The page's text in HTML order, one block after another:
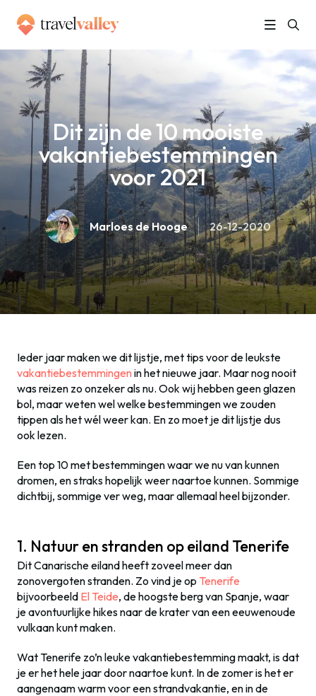
Home
Dit zijn de 10 mooiste
vakantiebestemmingen
voor 2021
Marloes de Hooge 26-12-2020
Ieder jaar maken we dit lijstje, met tips voor de leukste
vakantiebestemmingen in het nieuwe jaar. Maar nog nooit
was reizen zo onzeker als nu. Ook wij hebben geen glazen
bol, maar weten wel welke bestemmingen we zouden
tippen als het wél weer kan. En zo moet je dit lijstje dus
ook lezen.
Een top 10 met bestemmingen waar we nu van kunnen
dromen, en straks hopelijk weer naartoe kunnen. Sommige
dichtbij, sommige ver weg, maar allemaal heel bijzonder.
1. Natuur en stranden op eiland Tenerife
Dit Canarische eiland heeft zoveel meer dan
zonovergoten stranden. Zo vind je op Tenerife
bijvoorbeeld El Teide, de hoogste berg van Spanje, waar
je avontuurlijke hikes naar de krater van een eeuwenoude
vulkaan kunt maken.
Wat Tenerife zo’n leuke vakantiebestemming maakt, is dat
je er het hele jaar door naartoe kunt. In de zomer is het er
aangenaam warm voor een strandvakantie, en in de